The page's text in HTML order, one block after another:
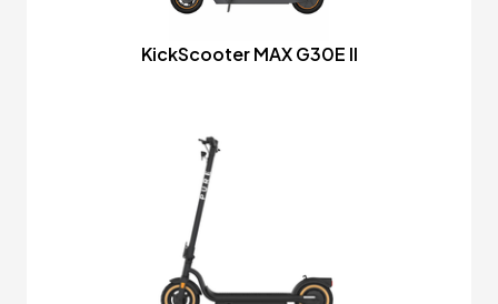
KickScooter MAX G30E II